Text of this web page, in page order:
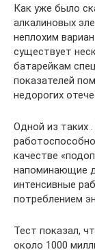
Как уже было
алкалиновых
неплохим
существует
батарейкам
показателей
недорогих
Одной из таких
качестве
напоминающие
интенсивные
потреблением
Тест показал,
около 1000